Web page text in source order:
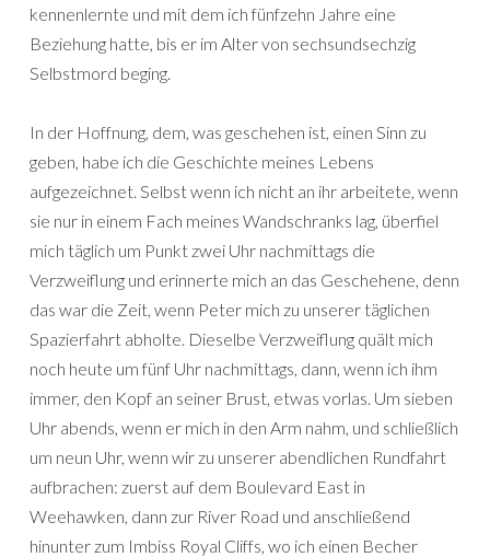
kennenlernte und mit dem ich fünfzehn Jahre eine
Beziehung hatte, bis er im Alter von sechsundsechzig
Selbstmord beging.
In der Hoffnung, dem, was geschehen ist, einen Sinn zu
geben, habe ich die Geschichte meines Lebens
aufgezeichnet. Selbst wenn ich nicht an ihr arbeitete, wenn
sie nur in einem Fach meines Wandschranks lag, überfiel
mich täglich um Punkt zwei Uhr nachmittags die
Verzweiflung und erinnerte mich an das Geschehene, denn
das war die Zeit, wenn Peter mich zu unserer täglichen
Spazierfahrt abholte. Dieselbe Verzweiflung quält mich
noch heute um fünf Uhr nachmittags, dann, wenn ich ihm
immer, den Kopf an seiner Brust, etwas vorlas. Um sieben
Uhr abends, wenn er mich in den Arm nahm, und schließlich
um neun Uhr, wenn wir zu unserer abendlichen Rundfahrt
aufbrachen: zuerst auf dem Boulevard East in
Weehawken, dann zur River Road und anschließend
hinunter zum Imbiss Royal Cliffs, wo ich einen Becher